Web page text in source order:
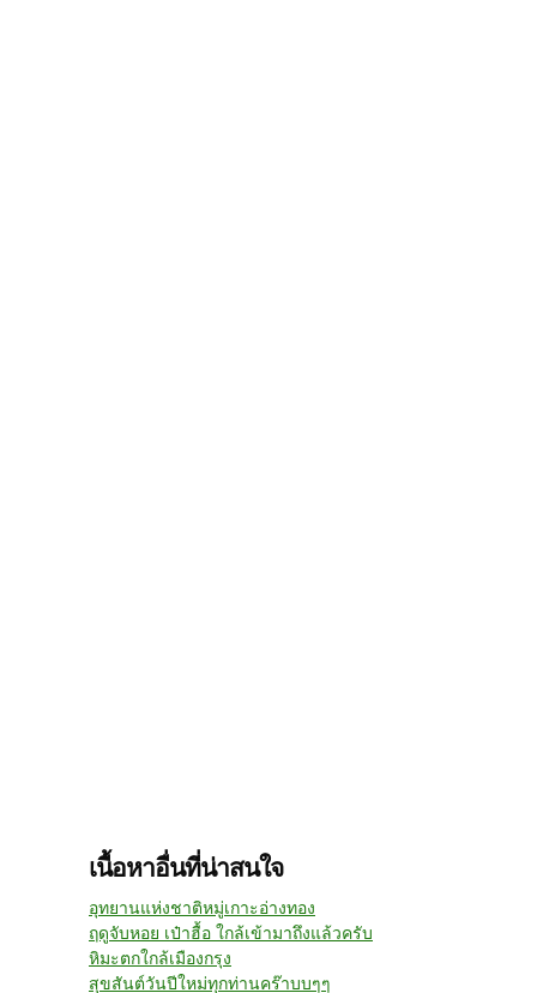
เนื้อหาอื่นที่น่าสนใจ
อุทยานแห่งชาติหมู่เกาะอ่างทอง
ฤดูจับหอย เป๋าฮื้อ ใกล้เข้ามาถึงแล้วครับ
หิมะตกใกล้เมืองกรุง
สุขสันต์วันปีใหม่ทุกท่านคร๊าบบๆๆ